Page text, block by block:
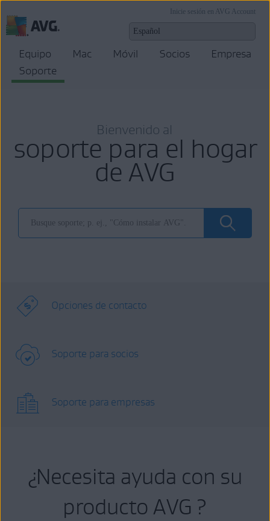
Inicie sesión en AVG Account
Equipo Mac Móvil Socios
Empresa
Soporte
Bienvenido al
soporte para el hogar
de AVG
Opciones de contacto
Soporte para socios
Soporte para empresas
¿Necesita ayuda con su
producto AVG ?